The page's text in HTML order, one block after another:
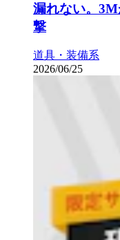
漏れない。
撃
道具・装備系
2026/06/25